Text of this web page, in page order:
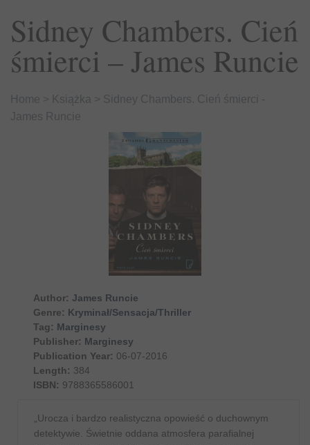
Sidney Chambers. Cień
śmierci – James Runcie
Home Książka
Sidney Chambers. Cień śmierci -
James Runcie
Author: James Runcie
Genre: Kryminał/Sensacja/Thriller
Tag: Marginesy
Publisher: Marginesy
Publication Year: 06-07-2016
Length: 384
ISBN: 9788365586001
„Urocza i bardzo realistyczna opowieść o duchownym
detektywie. Świetnie oddana atmosfera parafialnej